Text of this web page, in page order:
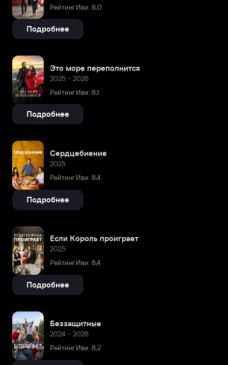
Рейтинг Иви: 8,0
Подробнее
Это море переполнится
2025 – 2026
Рейтинг Иви: 8,1
Подробнее
Сердцебиение
2025
Рейтинг Иви: 8,4
Подробнее
Если Король проиграет
2025
Рейтинг Иви: 8,4
Подробнее
Беззащитные
2024 – 2026
Рейтинг Иви: 8,2